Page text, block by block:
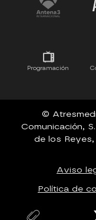
Programación
©
Comunicación,
de los
Aviso
Política de